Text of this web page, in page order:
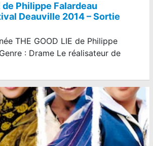
de Philippe Falardeau
Deauville 2014 – Sortie
THE GOOD LIE de Philippe
: Drame Le réalisateur de